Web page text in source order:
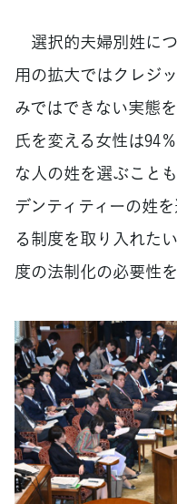
選択的夫婦別姓に
用の拡大ではクレジ
みではできない実態
氏を変える女性は94
な人の姓を選ぶこと
デンティティーの姓
る制度を取り入れた
度の法制化の必要性